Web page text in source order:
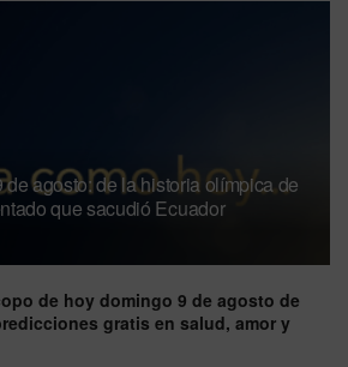
de agosto: de la historia olímpica de
que sacudió Ecuador
de hoy domingo 9 de agosto de
gratis en salud, amor y